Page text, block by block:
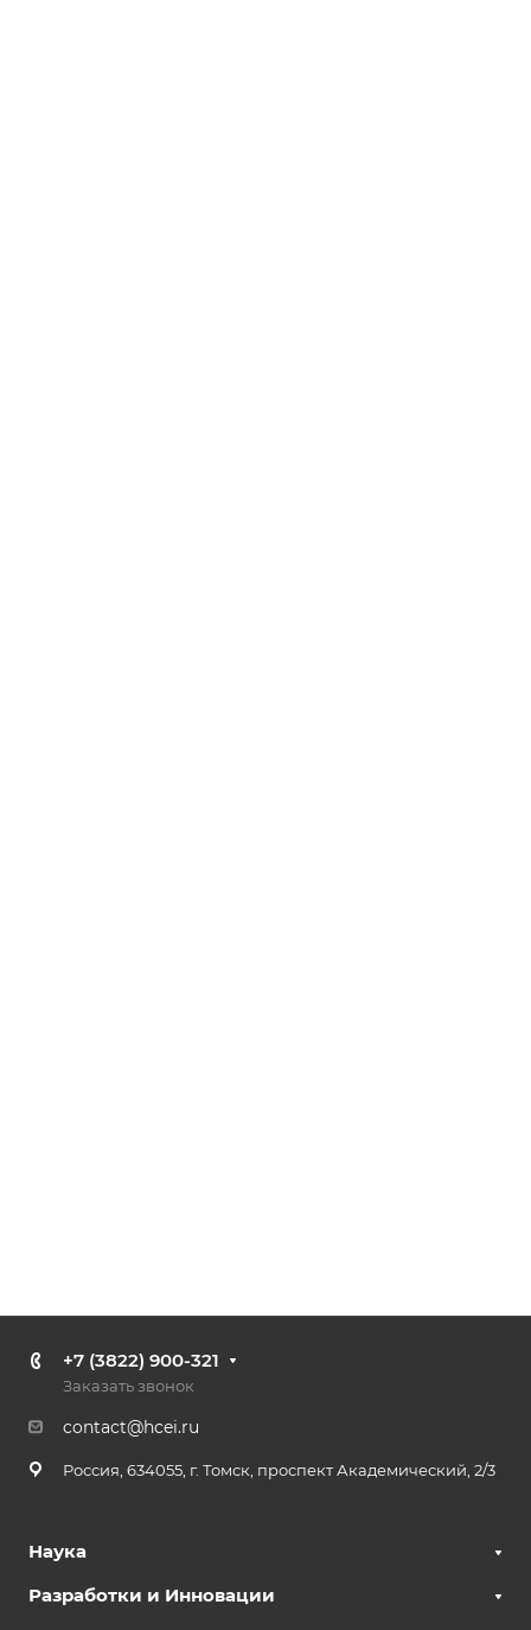
+7 (3822) 900-321
Заказать звонок
contact@hcei.ru
Россия, 634055, г. Томск, проспект Академический, 2/3
Наука
Разработки и Инновации